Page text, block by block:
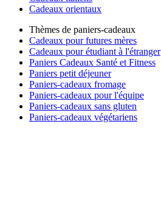
Cadeaux orientaux
Thèmes de paniers-cadeaux
Cadeaux pour futures mères
Cadeaux pour étudiant à l'étranger
Paniers Cadeaux Santé et Fitness
Paniers petit déjeuner
Paniers-cadeaux fromage
Paniers-cadeaux pour l'équipe
Paniers-cadeaux sans gluten
Paniers-cadeaux végétariens